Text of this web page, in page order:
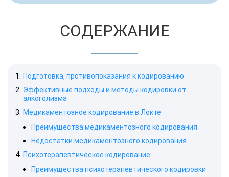
СОДЕРЖАНИЕ
Подготовка, противопоказания к кодированию
Эффективные подходы и методы кодировки от
алкоголизма
Медикаментозное кодирование в Локте
Преимущества медикаментозного кодирования
Недостатки медикаментозного кодирования
Психотерапевтическое кодирование
Преимущества психотерапевтического кодировки